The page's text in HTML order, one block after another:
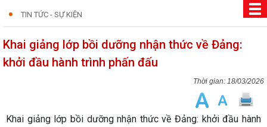
TIN TỨC - SỰ KIỆN
Khai giảng lớp bồi dưỡng nhận thức về Đảng:
khởi đầu hành trình phấn đấu
18/03/2026
Khai giảng lớp bồi dưỡng nhận thức về Đảng: khởi đầu hành